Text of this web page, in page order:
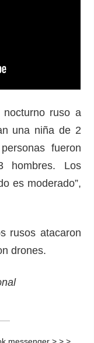
ruso a
una niña de 2
fueron
hombres. Los
es moderado”,
rusos atacaron
drones.
messenger > > >